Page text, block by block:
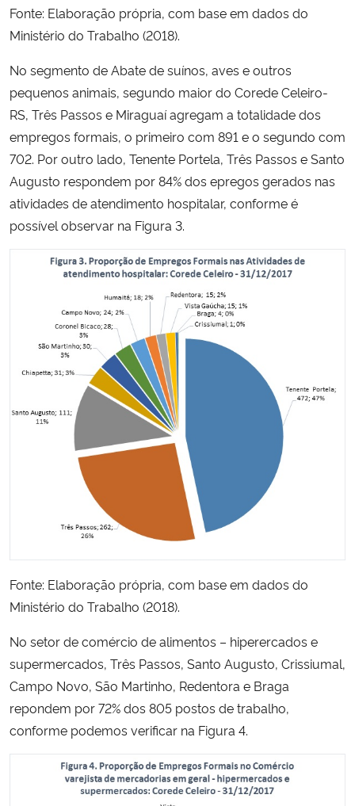
Fonte: Elaboração própria, com base em dados do
Ministério do Trabalho (2018).
No segmento de Abate de suínos, aves e outros
pequenos animais, segundo maior do Corede Celeiro-
RS, Três Passos e Miraguaí agregam a totalidade dos
empregos formais, o primeiro com 891 e o segundo com
702. Por outro lado, Tenente Portela, Três Passos e Santo
Augusto respondem por 84% dos epregos gerados nas
atividades de atendimento hospitalar, conforme é
possível observar na Figura 3.
Fonte: Elaboração própria, com base em dados do
Ministério do Trabalho (2018).
No setor de comércio de alimentos – hiperercados e
supermercados, Três Passos, Santo Augusto, Crissiumal,
Campo Novo, São Martinho, Redentora e Braga
repondem por 72% dos 805 postos de trabalho,
conforme podemos verificar na Figura 4.